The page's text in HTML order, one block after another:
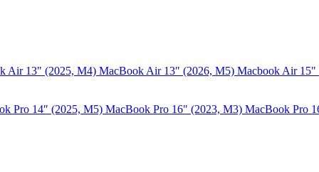
Air 13" (2025, M4) MacBook Air 13″ (2026, M5) Macbook Air 15"
Pro 14″ (2025, M5) MacBook Pro 16" (2023, M3) MacBook Pro